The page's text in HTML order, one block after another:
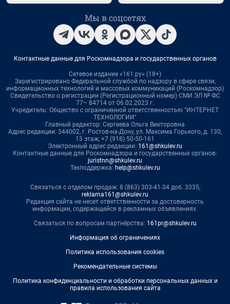
Мы в соцсетях
Контактные данные для Роскомнадзора и государственных органов
Сетевое издание «161.ру» (18+)
Зарегистрировано Федеральной службой по надзору в сфере связи,
информационных технологий и массовых коммуникаций (Роскомнадзор)
Свидетельство о регистрации (Регистрационный номер) СМИ ЭЛ № ФС
77– 84714 от 06.02.2023 г.
Учредитель: Общество с ограниченной ответственностью "ИНТЕРНЕТ
ТЕХНОЛОГИИ"
Главный редактор: Сергеева Ольга Викторовна
Адрес редакции: 344002, г. Ростов-на-Дону, ул. Максима Горького, д. 130,
13 этаж, +7 (918) 50-50-161
Электронный адрес редакции: 161@shkulev.ru
Контактные данные для Роскомнадзора и государственных органов:
juristnn@shkulev.ru
Техподдержка: help@shkulev.ru
Связаться с отделом продаж: 8 (863) 303-41-34 доб. 3335,
reklama161@shkulev.ru
Редакция сайта не несет ответственности за достоверность
информации, содержащейся в рекламных объявлениях.
Связаться по вопросам партнёрства: 161pr@shkulev.ru
Информация об ограничениях
Политика использования cookies
Рекомендательные системы
Политика конфиденциальности и обработки персональных данных и
правила использования сайта